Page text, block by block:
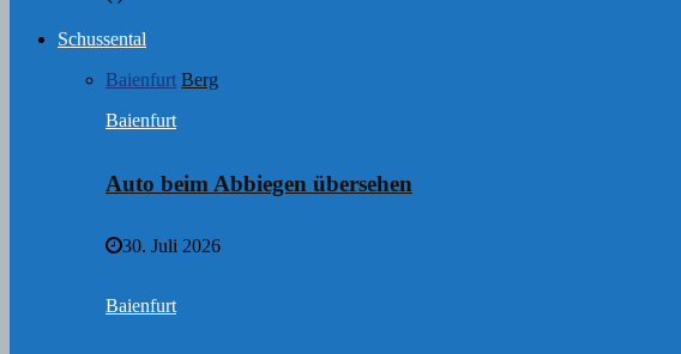
Schussental
Baienfurt Berg
Baienfurt
Auto beim Abbiegen übersehen
30. Juli 2026
Baienfurt